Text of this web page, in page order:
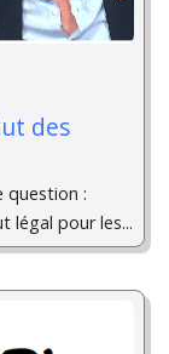
des
question :
légal pour les...